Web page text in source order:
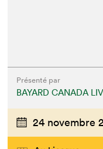
Présenté par
BAYARD CANADA
24 novembre